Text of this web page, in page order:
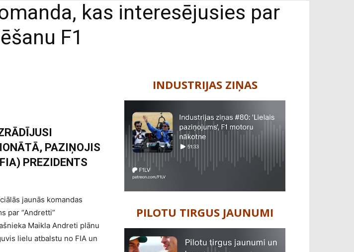
kas interesējusies par
F1
PAZIŅOJIS
PREZIDENTS
jaunās komandas
par “Andretti”
Maikla Andreti plānu
lielu atbalstu no FIA un
INDUSTRIJAS ZIŅAS
PILOTU TIRGUS JAUNUMI